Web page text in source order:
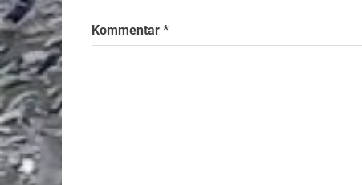
Kommentar *